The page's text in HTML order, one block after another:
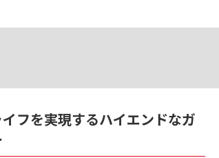
フを実現するハイエンドなガ